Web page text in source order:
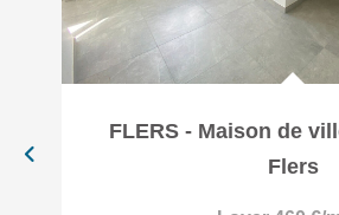
FLERS - Maison de
Flers